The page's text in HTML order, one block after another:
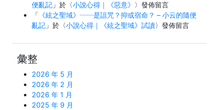
便亂記 」於〈小說心得｜《惡意》 〉發佈留言
「 《絃之聖域》──是詛咒？抑或宿命？ – 小云的隨便
亂記 」於〈小說心得｜《絃之聖域》試讀〉發佈留言
彙整
2026 年 5 月
2026 年 2 月
2026 年 1 月
2025 年 9 月